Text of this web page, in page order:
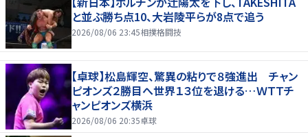
と並ぶ勝ち点10、大岩陵平らが8点で追う
2026/08/06 23:45相撲格闘技
【卓球】松島輝空、驚異の粘りで８強進出 チャン
ピオンズ２勝目へ世界１３位を退ける…ＷＴＴチ
ャンピオンズ横浜
2026/08/06 20:35卓球